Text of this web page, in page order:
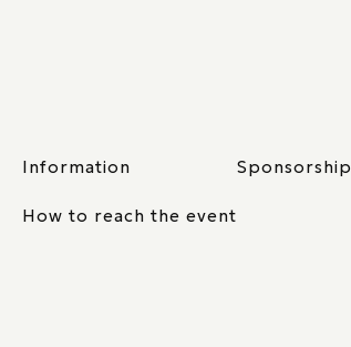
Information
How to reach the event
Sponsorship